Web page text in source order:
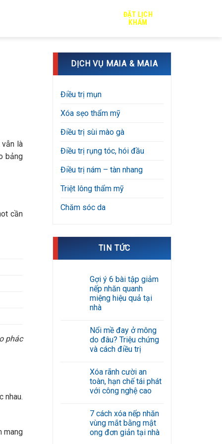
ĐẶT LỊCH
KHÁM
vẫn là
bảng
cần
phác
nhau.
mang
DỊCH VỤ MAIA & MAIA
Điều trị mụn
Xóa sẹo thẩm mỹ
Điều trị sùi mào gà
Điều trị rụng tóc, hói đầu
Điều trị nám – tàn nhang
Triệt lông thẩm mỹ
Chăm sóc da
TIN TỨC
Gợi ý 6 bài tập giảm
nếp nhăn quanh
miệng hiệu quả tại
nhà
bình
luận
ở
Gợi
bài
tập
giảm
nếp
nhăn
hiệu
quả
tại
nhà
Nổi mề đay ở mông
do đâu? Triệu chứng
và cách điều trị
bình
luận
ở
Nổi
ở
mông
do
đâu?
Triệu
Xóa rãnh cười an
toàn, hạn chế tái phát
với công nghệ cao
bình
luận
ở
Xóa
7 cách xóa nếp nhăn
vùng mắt bằng mật
ong đơn giản tại nhà